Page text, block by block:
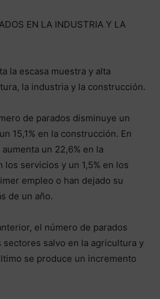
EN LA INDUSTRIA Y LA
la escasa muestra y alta
la industria y la construcción.
de parados disminuye un
15,1% en la construcción. En
un 22,6% en la
los servicios y un 1,5% en los
empleo o han dejado su
de un año.
el número de parados
salvo en la agricultura y
se produce un incremento